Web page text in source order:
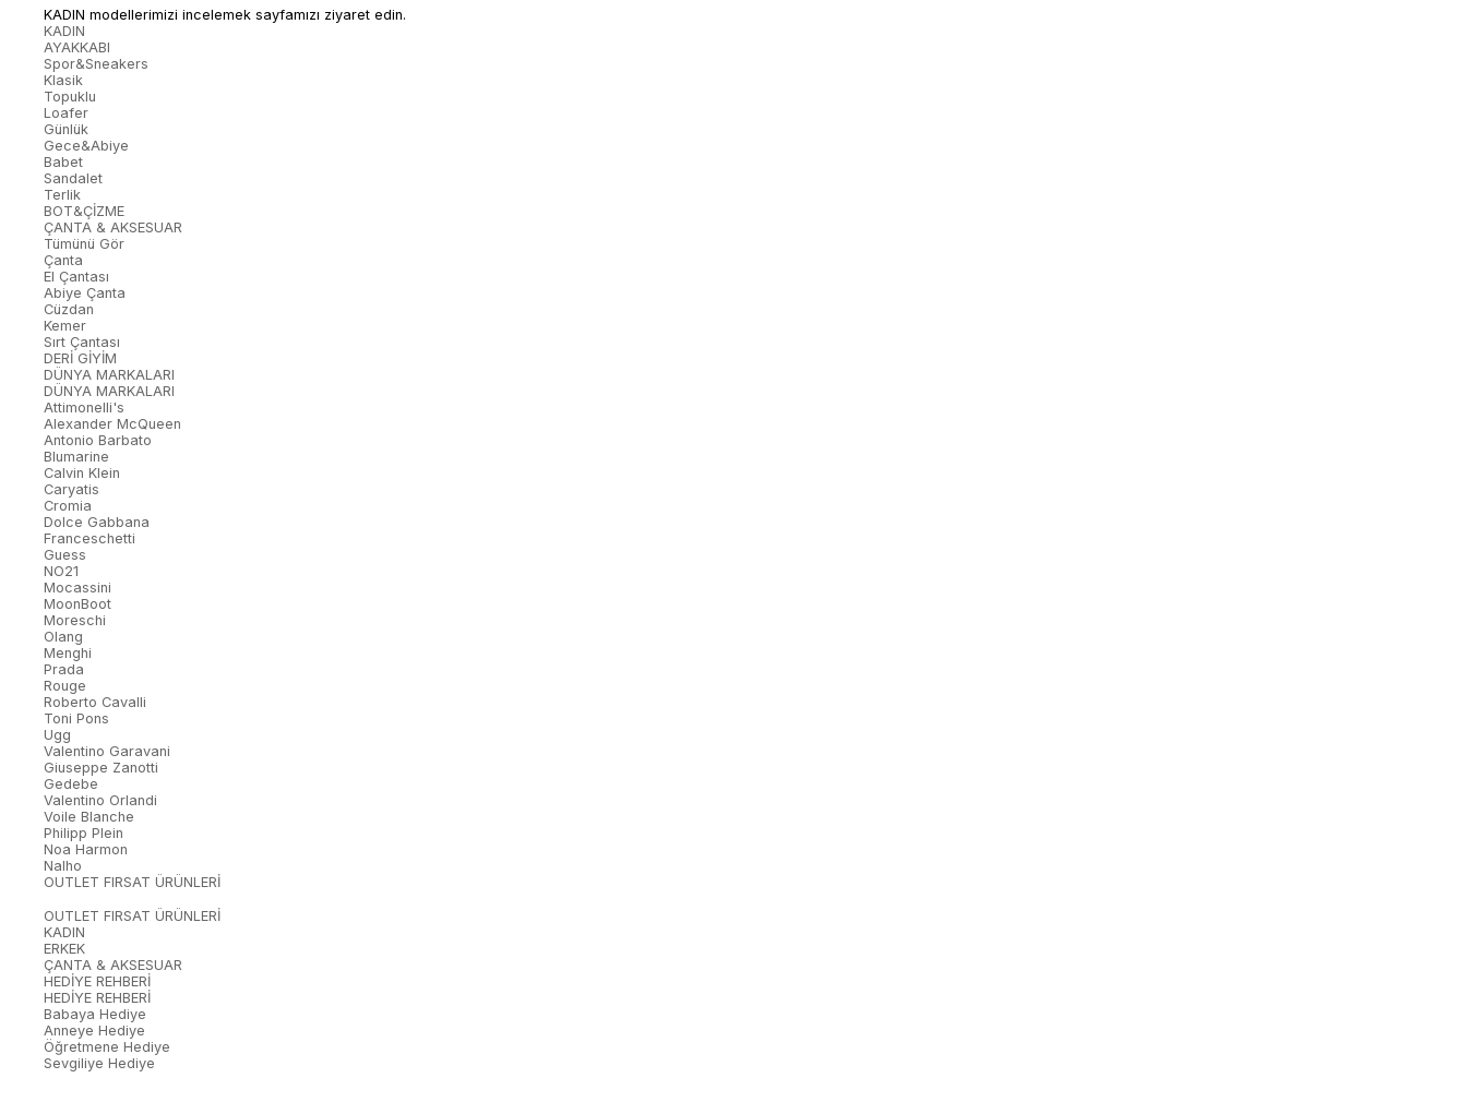
KADIN modellerimizi incelemek sayfamızı ziyaret edin.
KADIN
AYAKKABI
Spor&Sneakers
Klasik
Topuklu
Loafer
Günlük
Gece&Abiye
Babet
Sandalet
Terlik
BOT&ÇİZME
ÇANTA & AKSESUAR
Tümünü Gör
Çanta
El Çantası
Abiye Çanta
Cüzdan
Kemer
Sırt Çantası
DERİ GİYİM
DÜNYA MARKALARI
DÜNYA MARKALARI
Attimonelli's
Alexander McQueen
Antonio Barbato
Blumarine
Calvin Klein
Caryatis
Cromia
Dolce Gabbana
Franceschetti
Guess
NO21
Mocassini
MoonBoot
Moreschi
Olang
Menghi
Prada
Rouge
Roberto Cavalli
Toni Pons
Ugg
Valentino Garavani
Giuseppe Zanotti
Gedebe
Valentino Orlandi
Voile Blanche
Philipp Plein
Noa Harmon
Nalho
OUTLET FIRSAT ÜRÜNLERİ
OUTLET FIRSAT ÜRÜNLERİ
KADIN
ERKEK
ÇANTA & AKSESUAR
HEDİYE REHBERİ
HEDİYE REHBERİ
Babaya Hediye
Anneye Hediye
Öğretmene Hediye
Sevgiliye Hediye